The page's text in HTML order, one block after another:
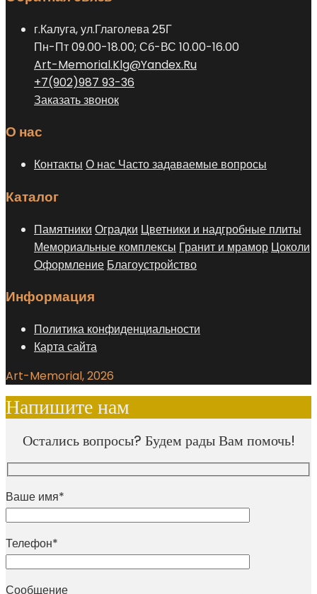
на
странице
товара.
г.Калуга, ул.Глаголева 25Г
Пн-Пт 09.00-18.00; Сб-ВС 10.00-16.00
Art-Memorial.Klg@Yandex.Ru
+7(902)987 93-36
Заказать звонок
О нас
Контакты О нас Часто задаваемые вопросы
Каталог
Памятники Оградки Цветники и надгробные плиты
Мемориальные комплексы Гранит и мрамор Цоколи
Оформление Благоустройство
Информация
Политика конфиденциальности
Карта сайта
Art-Memorial, 2026
Напишите нам
Остались вопросы? Будем рады Вам помочь!
Ваше имя*
Телефон*
Сообщение